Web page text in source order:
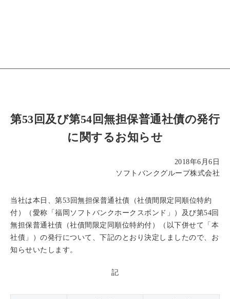
第53回及び第54回無担保普通社債の発行
に関するお知らせ
2018年6月6日
ソフトバンクグループ株式会社
当社は本日、第53回無担保普通社債（社債間限定同順位特約
付）（愛称「福岡ソフトバンクホークスボンド」）及び第54回
無担保普通社債（社債間限定同順位特約付）（以下併せて「本
社債」）の発行について、下記のとおり決定しましたので、お
知らせいたします。
記